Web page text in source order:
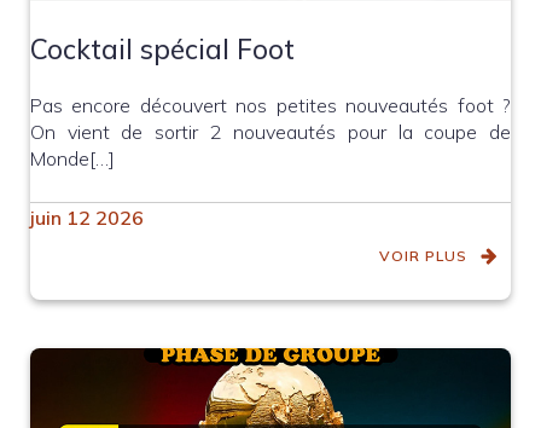
Cocktail spécial Foot
Pas encore découvert nos petites nouveautés foot ?
On vient de sortir 2 nouveautés pour la coupe de
Monde[…]
juin 12 2026
VOIR PLUS